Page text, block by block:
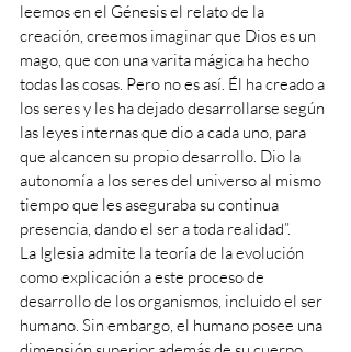
leemos en el Génesis el relato de la
creación, creemos imaginar que Dios es un
mago, que con una varita mágica ha hecho
todas las cosas. Pero no es así. Él ha creado a
los seres y les ha dejado desarrollarse según
las leyes internas que dio a cada uno, para
que alcancen su propio desarrollo. Dio la
autonomía a los seres del universo al mismo
tiempo que les aseguraba su continua
presencia, dando el ser a toda realidad”.
La Iglesia admite la teoría de la evolución
como explicación a este proceso de
desarrollo de los organismos, incluido el ser
humano. Sin embargo, el humano posee una